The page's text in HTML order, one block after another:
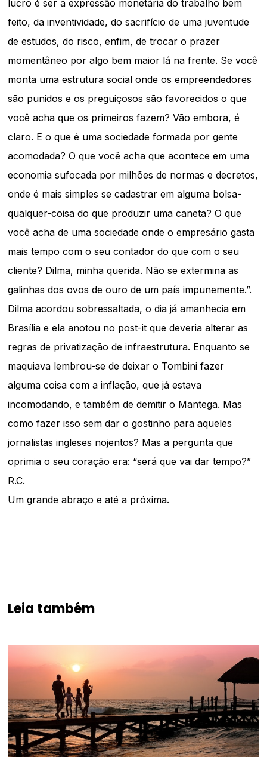
lucro é ser a expressão monetária do trabalho bem
feito, da inventividade, do sacrifício de uma juventude
de estudos, do risco, enfim, de trocar o prazer
momentâneo por algo bem maior lá na frente. Se você
monta uma estrutura social onde os empreendedores
são punidos e os preguiçosos são favorecidos o que
você acha que os primeiros fazem? Vão embora, é
claro. E o que é uma sociedade formada por gente
acomodada? O que você acha que acontece em uma
economia sufocada por milhões de normas e decretos,
onde é mais simples se cadastrar em alguma bolsa-
qualquer-coisa do que produzir uma caneta? O que
você acha de uma sociedade onde o empresário gasta
mais tempo com o seu contador do que com o seu
cliente? Dilma, minha querida. Não se extermina as
galinhas dos ovos de ouro de um país impunemente.”.
Dilma acordou sobressaltada, o dia já amanhecia em
Brasília e ela anotou no post-it que deveria alterar as
regras de privatização de infraestrutura. Enquanto se
maquiava lembrou-se de deixar o Tombini fazer
alguma coisa com a inflação, que já estava
incomodando, e também de demitir o Mantega. Mas
como fazer isso sem dar o gostinho para aqueles
jornalistas ingleses nojentos? Mas a pergunta que
oprimia o seu coração era: “será que vai dar tempo?”
R.C.
Um grande abraço e até a próxima.
Leia também